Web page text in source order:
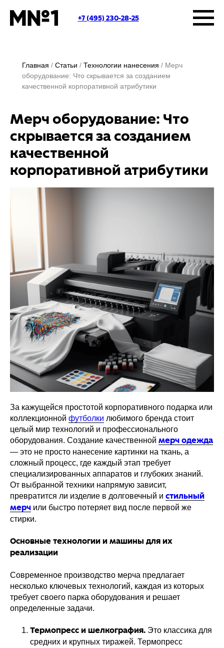
Главная Статьи Технологии нанесения
Мерч
оборудование: Что скрывается за созданием
качественной корпоративной атрибутики
Мерч оборудование: Что
скрывается за созданием
качественной
корпоративной атрибутики
За кажущейся простотой корпоративного подарка или
коллекционной футболки любимого бренда стоит
целый мир технологий и профессионального
оборудования. Создание качественной мерч одежда
— это не просто нанесение картинки на ткань, а
сложный процесс, где каждый этап требует
специализированных аппаратов и глубоких знаний.
От выбранной техники напрямую зависит,
превратится ли изделие в долговечный и стильный
мерч или быстро потеряет вид после первой же
стирки.
Основные технологии и машины для их
реализации
Современное производство мерча предлагает
несколько ключевых технологий, каждая из которых
требует своего парка оборудования и решает
определенные задачи.
Термопресс и шелкография. Это классика для
средних и крупных тиражей. Термопресс